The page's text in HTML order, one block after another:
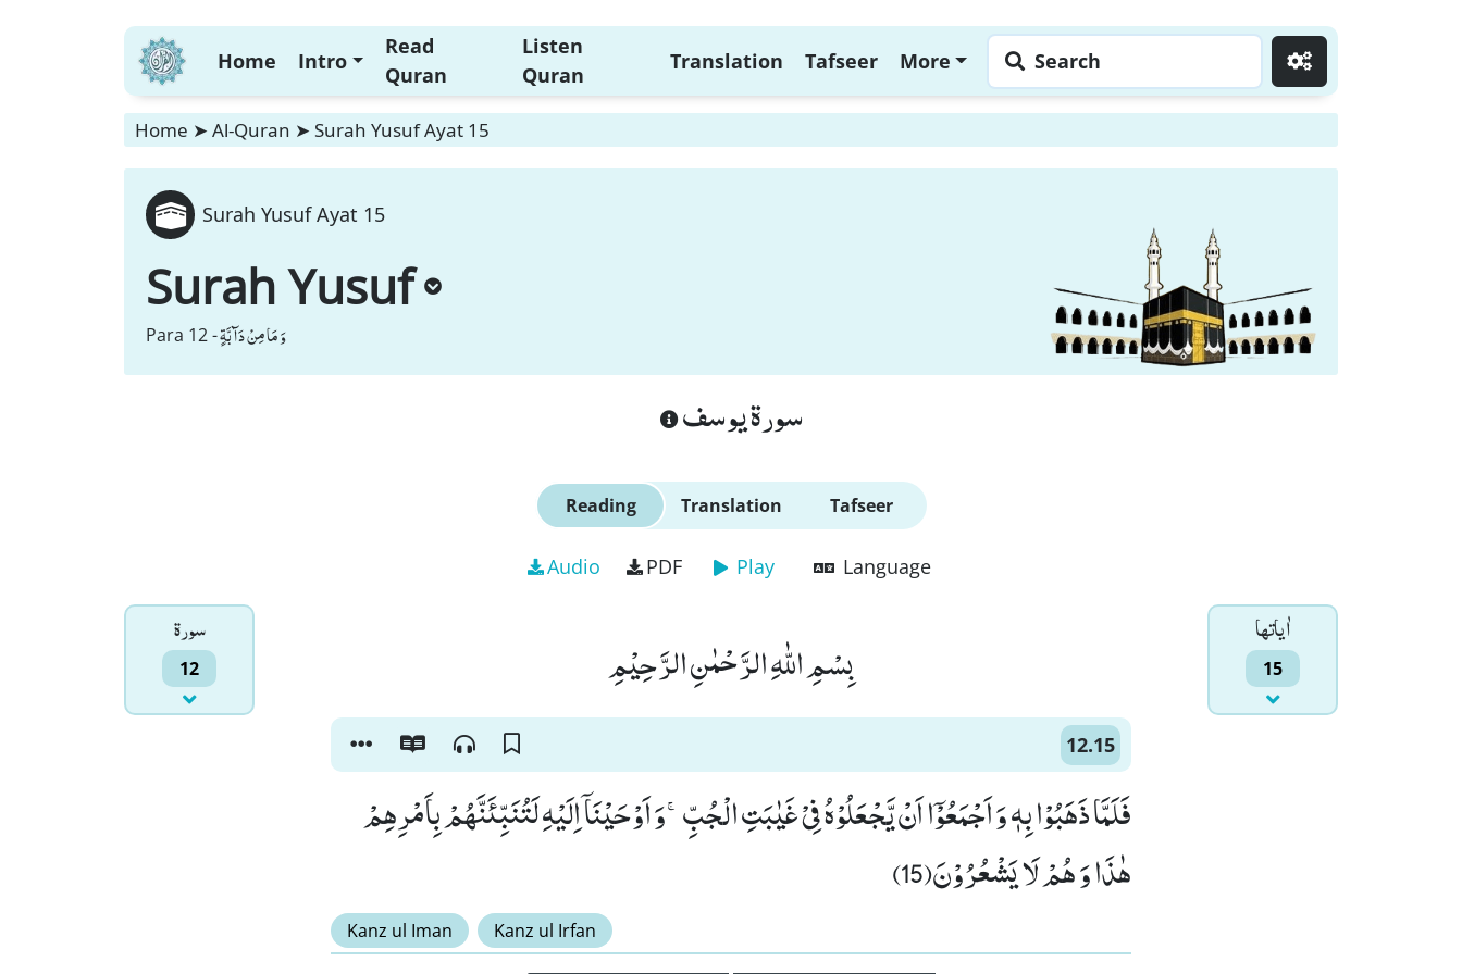
Home Intro
Read
Quran
Listen
Quran
Translation Tafseer More Search
Home ➤ Al-Quran ➤ Surah Yusuf Ayat 15
Surah Yusuf Ayat 15
Surah Yusuf
Para 12 -وَ مَا مِنْ دَآبَّةٍ
سورة يوسف
Reading Translation Tafseer
Audio PDF Play Language
سورۃ
12
اٰياتها
15 بِسْمِ اللّٰهِ الرَّحْمٰنِ الرَّحِیْمِ
12.15
فَلَمَّا ذَهَبُوْا بِهٖ وَ اَجْمَعُوْۤا اَنْ یَّجْعَلُوْهُ فِیْ غَیٰبَتِ الْجُبِّۚ-وَ اَوْحَیْنَاۤ اِلَیْهِ لَتُنَبِّئَنَّهُمْ بِاَمْرِهِمْ
هٰذَا وَ هُمْ لَا یَشْعُرُوْنَ(15)
Kanz ul Iman Kanz ul Irfan